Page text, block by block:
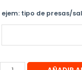
ejem: tipo de presas/